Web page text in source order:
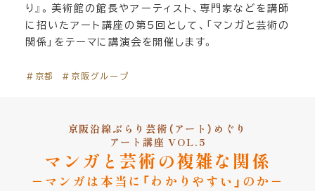
り』。美術館の館長やアーティスト、専門家などを講師
に招いたアート講座の第5回として、「マンガと芸術の
関係」をテーマに講演会を開催します。
＃京都 ＃京阪グループ
京阪沿線ぶらり芸術（アート）めぐり
アート講座 VOL.5
マンガと芸術の複雑な関係
－マンガは本当に「わかりやすい」のか－